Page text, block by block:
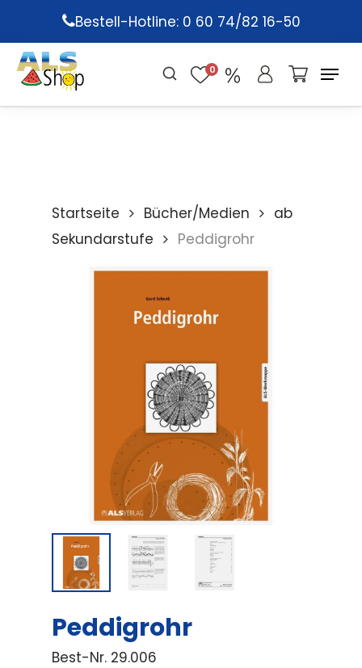
main
content
Bestell-Hotline: 0 60 74/82 16-50
0
Startseite Bücher/Medien
ab
Sekundarstufe
Peddigrohr
Peddigrohr
Best-Nr. 29.006